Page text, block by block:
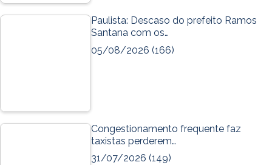
Paulista: Descaso do prefeito Ramos
Santana com os…
05/08/2026 (166)
Congestionamento frequente faz
taxistas perderem…
31/07/2026 (149)